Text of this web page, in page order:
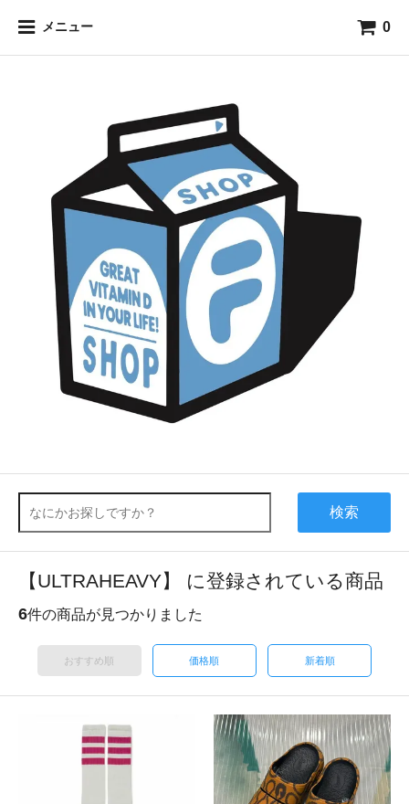
メニュー 0
検索
【ULTRAHEAVY】 に登録されている商品
6件の商品が見つかりました
おすすめ順 価格順 新着順